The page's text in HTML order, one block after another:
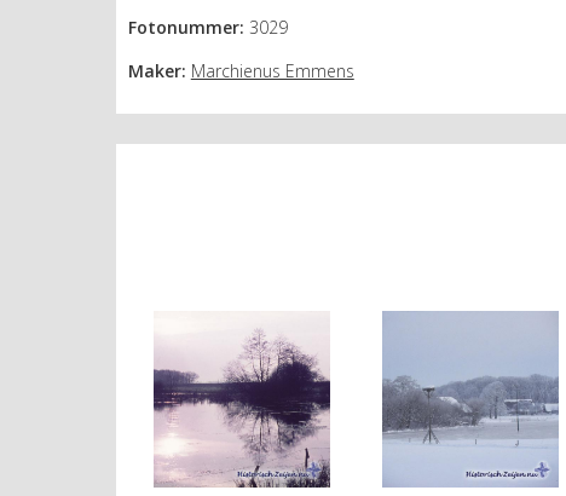
Fotonummer: 3029
Maker: Marchienus Emmens